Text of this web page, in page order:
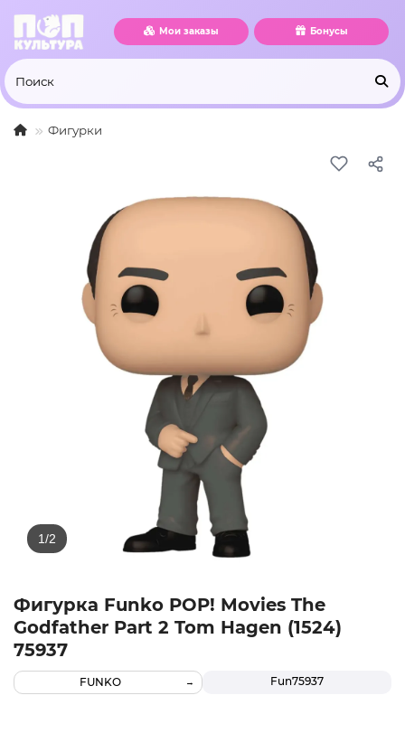
Мои заказы Бонусы
Фигурки
Фигурка Funko POP! Movies The
Godfather Part 2 Tom Hagen (1524)
75937
Fun75937
FUNKO